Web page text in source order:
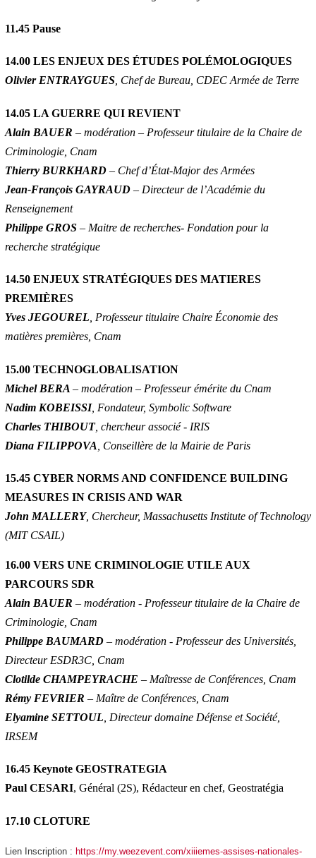
11.45 Pause
14.00 LES ENJEUX DES ÉTUDES POLÉMOLOGIQUES
Olivier ENTRAYGUES, Chef de Bureau, CDEC Armée de Terre
14.05 LA GUERRE QUI REVIENT
Alain BAUER – modération – Professeur titulaire de la Chaire de
Criminologie, Cnam
Thierry BURKHARD – Chef d’État-Major des Armées
Jean-François GAYRAUD – Directeur de l’Académie du
Renseignement
Philippe GROS – Maitre de recherches- Fondation pour la
recherche stratégique
14.50 ENJEUX STRATÉGIQUES DES MATIERES
PREMIÈRES
Yves JEGOUREL , Professeur titulaire Chaire Économie des
matières premières, Cnam
15.00 TECHNOGLOBALISATION
Michel BERA – modération – Professeur émérite du Cnam
Nadim KOBEISSI, Fondateur, Symbolic Software
Charles THIBOUT, chercheur associé - IRIS
Diana FILIPPOVA , Conseillère de la Mairie de Paris
15.45 CYBER NORMS AND CONFIDENCE BUILDING
MEASURES IN CRISIS AND WAR
John MALLERY, Chercheur, Massachusetts Institute of Technology
(MIT CSAIL)
16.00 VERS UNE CRIMINOLOGIE UTILE AUX
PARCOURS SDR
Alain BAUER – modération - Professeur titulaire de la Chaire de
Criminologie, Cnam
Philippe BAUMARD – modération - Professeur des Universités,
Directeur ESDR3C, Cnam
Clotilde CHAMPEYRACHE – Maîtresse de Conférences, Cnam
Rémy FEVRIER – Maître de Conférences, Cnam
Elyamine SETTOUL , Directeur domaine Défense et Société,
IRSEM
16.45 Keynote GEOSTRATEGIA
Paul CESARI, Général (2S), Rédacteur en chef, Geostratégia
17.10 CLOTURE
Lien Inscription : https://my.weezevent.com/xiiiemes-assises-nationales-